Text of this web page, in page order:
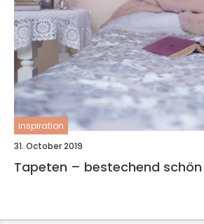
inspiration
31. October 2019
Tapeten – bestechend